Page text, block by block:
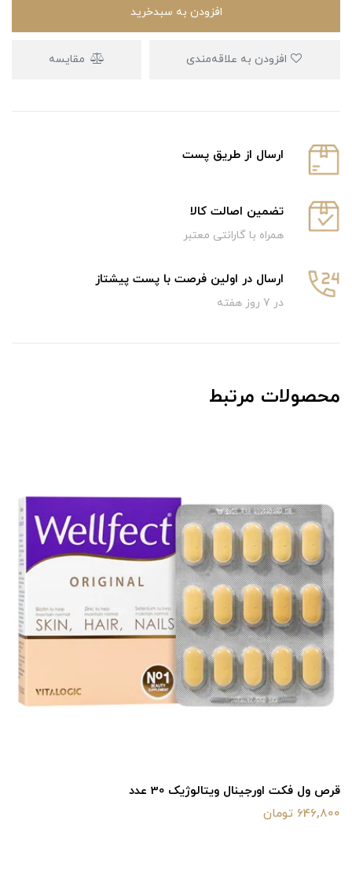
افزودن به سبدخرید
مقایسه
ارسال از طریق پست
تضمین اصالت کالا
همراه با گارانتی معتبر
ارسال در اولین فرصت با پست پیشتاز
در 7 روز هفته
محصولات مرتبط
قرص ول فکت اورجینال ویتالوژیک 30 عدد
646,800 تومان